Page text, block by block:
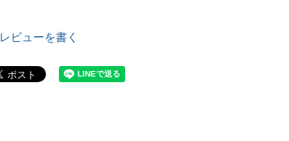
レビューを書く